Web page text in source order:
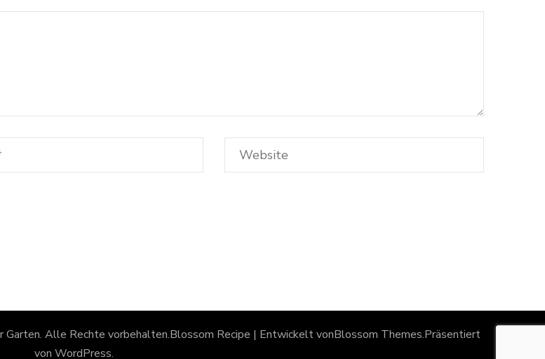
Garten. Alle Rechte vorbehalten.Blossom Recipe | Entwickelt vonBlossom Themes.Präsentiert
von WordPress.